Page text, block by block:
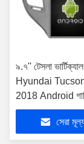
৯.৭'' টেসলা ভার্টিক্যাল
Hyundai
2018 Android
মাল্টিমিডিয়া
সেরা